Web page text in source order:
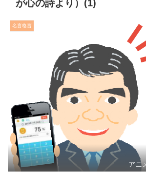
が心の詩より）(1)
名言格言
アニ